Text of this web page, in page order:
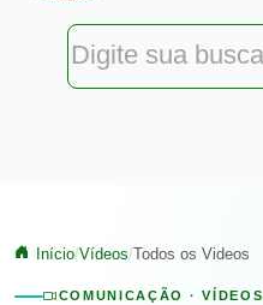
Início Vídeos Todos os Videos
COMUNICAÇÃO · VÍDEOS